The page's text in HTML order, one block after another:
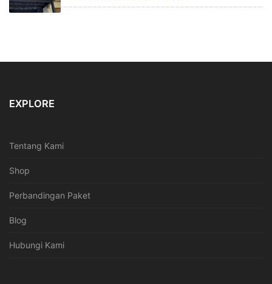
EXPLORE
Tentang Kami
Shop
Perbandingan Paket
Blog
Hubungi Kami